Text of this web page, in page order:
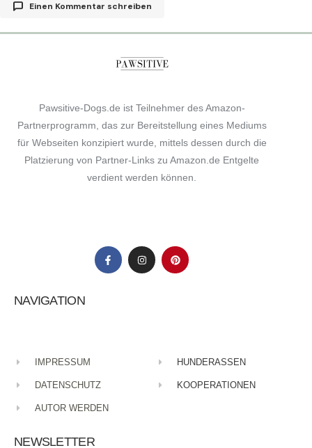
Einen Kommentar schreiben
Deine E-Mail-Adresse wird nicht veröffentlicht.
für meinen nächsten Kommentar speichern.
Pawsitive-Dogs.de ist Teilnehmer des Amazon-
Partnerprogramm, das zur Bereitstellung eines Mediums
für Webseiten konzipiert wurde, mittels dessen durch die
Platzierung von Partner-Links zu Amazon.de Entgelte
verdient werden können.
NAVIGATION
IMPRESSUM
DATENSCHUTZ
AUTOR WERDEN
HUNDERASSEN
KOOPERATIONEN
NEWSLETTER